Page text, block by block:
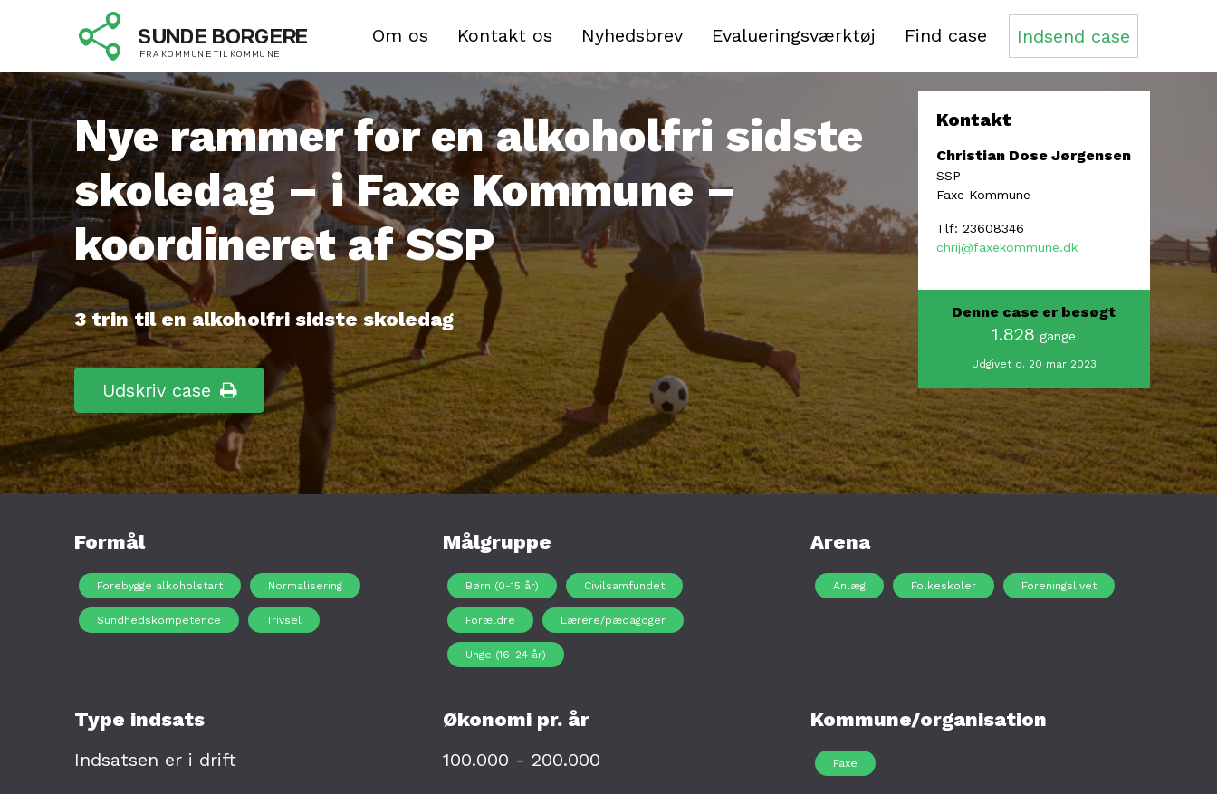
Om os Kontakt os Nyhedsbrev Evalueringsværktøj Find case Indsend case
Nye rammer for en alkoholfri sidste
skoledag – i Faxe Kommune –
koordineret af SSP
3 trin til en alkoholfri sidste skoledag
Udskriv case
Kontakt
Christian Dose Jørgensen
SSP
Faxe Kommune
Tlf: 23608346
chrij@faxekommune.dk
Denne case er besøgt
1.828 gange
Udgivet d. 20 mar 2023
Formål
Forebygge alkoholstart Normalisering
Sundhedskompetence Trivsel
Målgruppe
Børn (0-15 år) Civilsamfundet
Forældre Lærere/pædagoger
Unge (16-24 år)
Arena
Anlæg Folkeskoler Foreningslivet
Type indsats
Indsatsen er i drift
Økonomi pr. år
100.000 - 200.000
Kommune/organisation
Faxe